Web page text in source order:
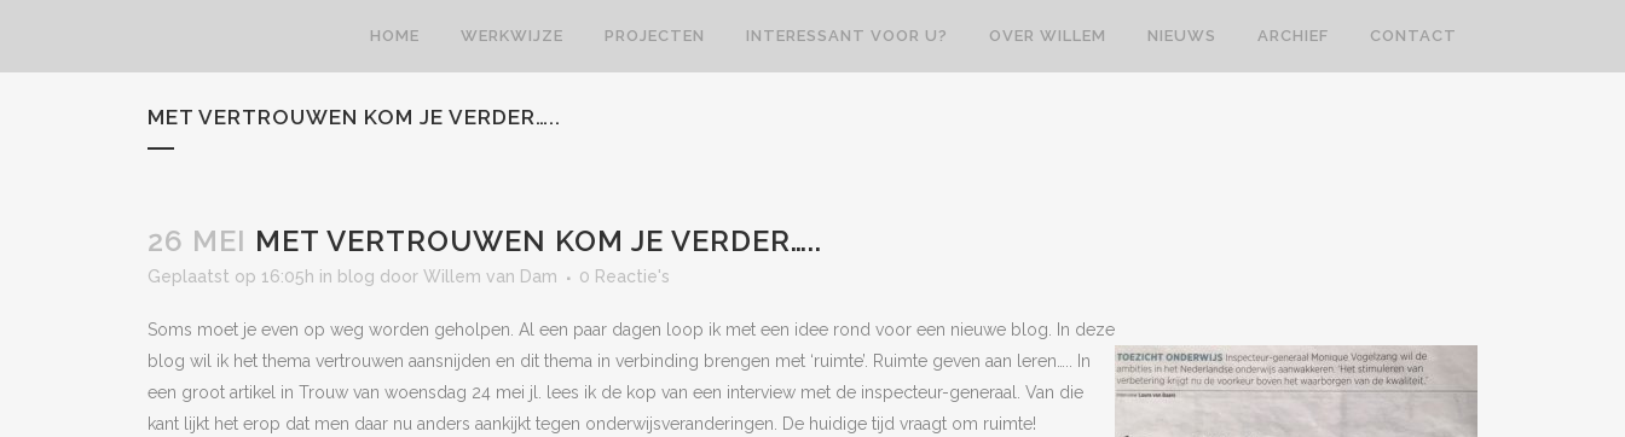
HOME WERKWIJZE PROJECTEN INTERESSANT VOOR U? OVER WILLEM NIEUWS ARCHIEF CONTACT
MET VERTROUWEN KOM JE VERDER…..
26 MEI MET VERTROUWEN KOM JE VERDER…..
Geplaatst op 16:05h in blog door Willem van Dam 0 Reactie's
Soms moet je even op weg worden geholpen. Al een paar dagen loop ik met een idee rond voor een nieuwe blog. In deze
blog wil ik het thema vertrouwen aansnijden en dit thema in verbinding brengen met ‘ruimte’. Ruimte geven aan leren….. In
een groot artikel in Trouw van woensdag 24 mei jl. lees ik de kop van een interview met de inspecteur-generaal. Van die
kant lijkt het erop dat men daar nu anders aankijkt tegen onderwijsveranderingen. De huidige tijd vraagt om ruimte!